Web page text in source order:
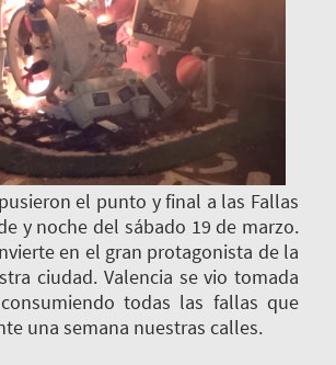
el punto y final a las Fallas
y noche del sábado 19 de marzo.
en el gran protagonista de la
ciudad. Valencia se vio tomada
todas las fallas que
una semana nuestras calles.